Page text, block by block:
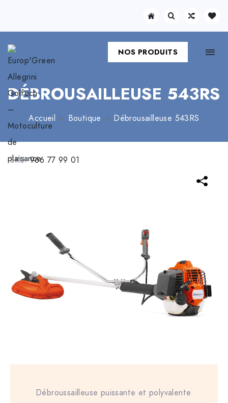
NOS PRODUITS
DÉBROUSAILLEUSE 543RS
Accueil Boutique Débrousailleuse 543RS
SKU:966 77 99 01
Débroussailleuse puissante et polyvalente